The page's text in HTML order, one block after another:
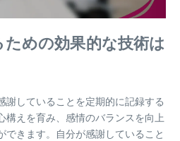
めの効果的な技術は
謝していることを定期的に記録する
構えを育み、感情のバランスを向上
できます。自分が感謝していること